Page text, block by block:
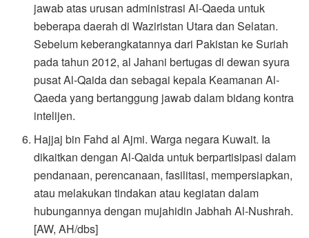
jawab atas urusan administrasi Al-Qaeda untuk
beberapa daerah di Waziristan Utara dan Selatan.
Sebelum keberangkatannya dari Pakistan ke Suriah
pada tahun 2012, al Jahani bertugas di dewan syura
pusat Al-Qaida dan sebagai kepala Keamanan Al-
Qaeda yang bertanggung jawab dalam bidang kontra
intelijen.
Hajjaj bin Fahd al Ajmi. Warga negara Kuwait. Ia
dikaitkan dengan Al-Qaida untuk berpartisipasi dalam
pendanaan, perencanaan, fasilitasi, mempersiapkan,
atau melakukan tindakan atau kegiatan dalam
hubungannya dengan mujahidin Jabhah Al-Nushrah.
[AW, AH/dbs]